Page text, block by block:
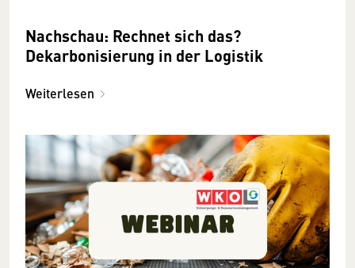
Nachschau: Rechnet sich das?
Dekarbonisierung in der Logistik
Weiterlesen